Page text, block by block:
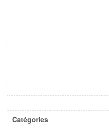
Catégories